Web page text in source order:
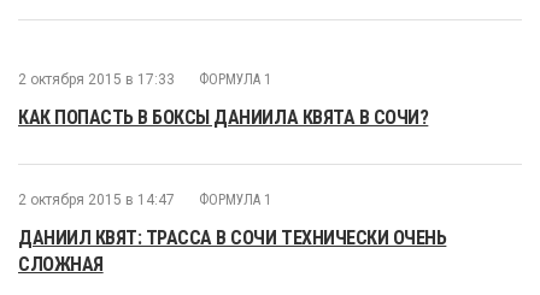
2 октября 2015 в 17:33 ФОРМУЛА 1
КАК ПОПАСТЬ В БОКСЫ ДАНИИЛА КВЯТА В СОЧИ?
2 октября 2015 в 14:47 ФОРМУЛА 1
ДАНИИЛ КВЯТ: ТРАССА В СОЧИ ТЕХНИЧЕСКИ ОЧЕНЬ
СЛОЖНАЯ